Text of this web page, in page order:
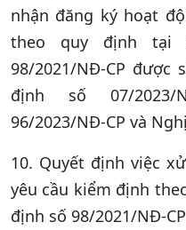
nhận đăng ký hoạt
theo quy định tại
98/2021/NĐ-CP
định số 07/
96/2023/NĐ-CP và
10. Quyết định việc
yêu cầu kiểm định
định số 98/2021/NĐ-